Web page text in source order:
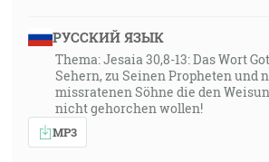
strážil. A on dostanúc taký príkaz,
vnútorného väzenia a pre
do klady. Ale o polnoci Pavel a
spievali Bohu chvály, a väzni ich
povstalo veľké zemetrasenie,
žalára, a naskutku sa otvorily
РУССКИЙ ЯЗЫК
Thema: Jesaia 30,8-13: Das Wort
Sehern, zu Seinen Propheten und
missratenen Söhne die den
nicht gehorchen wollen!
MP3